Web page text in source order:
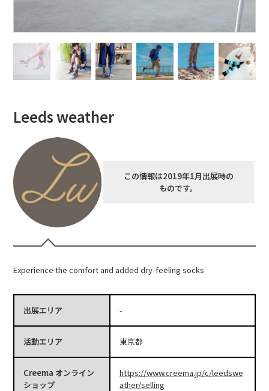
Leeds weather
この情報は2019年1月出展時の
ものです。
Experience the comfort and added dry-feeling socks
出展エリア -
活動エリア 東京都
Creema オンライン
ショップ
https://www.creema.jp/c/leedswe
ather/selling